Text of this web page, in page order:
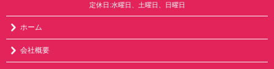
定休日:水曜日、土曜日、日曜日
ホーム
会社概要